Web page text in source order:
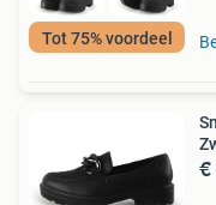
Tot 75% voordeel
€